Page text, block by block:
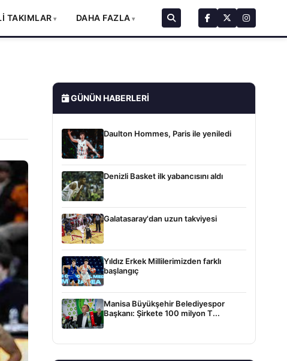
TAKIMLAR DAHA FAZLA
GÜNÜN HABERLERI
Daulton Hommes, Paris ile yeniledi
Denizli Basket ilk yabancısını aldı
Galatasaray'dan uzun takviyesi
Yıldız Erkek Millilerimizden farklı
başlangıç
Manisa Büyükşehir Belediyespor
Başkanı: Şirkete 100 milyon T...